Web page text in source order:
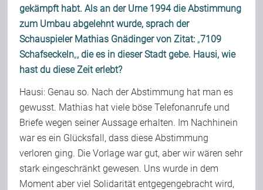
gekämpft habt. Als an der Urne 1994 die Abstimmung
zum Umbau abgelehnt wurde, sprach der
Schauspieler Mathias Gnädinger von Zitat: „7109
Schafseckeln„, die es in dieser Stadt gebe. Hausi, wie
hast du diese Zeit erlebt?
Hausi: Genau so. Nach der Abstimmung hat man es
gewusst. Mathias hat viele böse Telefonanrufe und
Briefe wegen seiner Aussage erhalten. Im Nachhinein
war es ein Glücksfall, dass diese Abstimmung
verloren ging. Die Vorlage war gut, aber wir wären sehr
stark eingeschränkt gewesen. Uns wurde in dem
Moment aber viel Solidarität entgegengebracht wird,